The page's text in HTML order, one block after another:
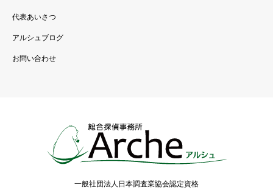
代表あいさつ
アルシュブログ
お問い合わせ
一般社団法人日本調査業協会認定資格